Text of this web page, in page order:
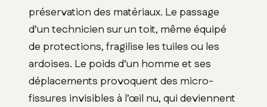
préservation des matériaux. Le passage
d’un technicien sur un toit, même équipé
de protections, fragilise les tuiles ou les
ardoises. Le poids d’un homme et ses
déplacements provoquent des micro-
fissures invisibles à l’œil nu, qui deviennent